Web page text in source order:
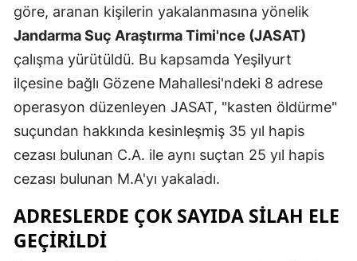
Erzincan
Erzurum
Eskişehir
Gaziantep
Hakkari
göre, aranan kişilerin yakalanmasına yönelik
Jandarma Suç Araştırma Timi'nce (JASAT)
çalışma yürütüldü. Bu kapsamda Yeşilyurt
ilçesine bağlı Gözene Mahallesi'ndeki 8 adrese
operasyon düzenleyen JASAT, "kasten öldürme"
suçundan hakkında kesinleşmiş 35 yıl hapis
cezası bulunan C.A. ile aynı suçtan 25 yıl hapis
cezası bulunan M.A'yı yakaladı.
ADRESLERDE ÇOK SAYIDA SILAH ELE
GEÇIRILDI